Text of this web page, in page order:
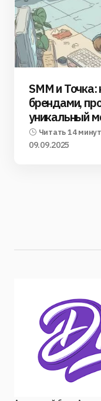
SMM и
брендами,
уникальный
Читать 14 минут
09.09.2025